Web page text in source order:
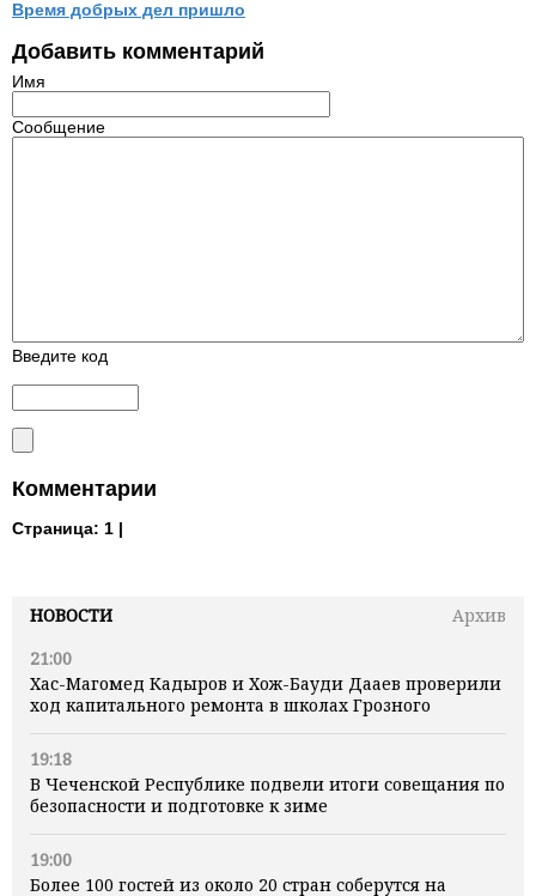
НОВОСТИ
Архив
21:00
Хас-Магомед Кадыров и Хож-Бауди Дааев проверили
ход капитального ремонта в школах Грозного
19:18
В Чеченской Республике подвели итоги совещания по
безопасности и подготовке к зиме
19:00
Более 100 гостей из около 20 стран соберутся на
Время добрых дел пришло
Добавить комментарий
Имя
Сообщение
Введите код
Комментарии
Страница: 1 |